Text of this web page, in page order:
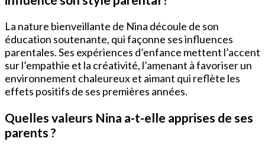
La nature bienveillante de Nina découle de son
éducation soutenante, qui façonne ses influences
parentales. Ses expériences d’enfance mettent l’accent
sur l’empathie et la créativité, l’amenant à favoriser un
environnement chaleureux et aimant qui reflète les
effets positifs de ses premières années.
Quelles valeurs Nina a-t-elle apprises de ses
parents ?